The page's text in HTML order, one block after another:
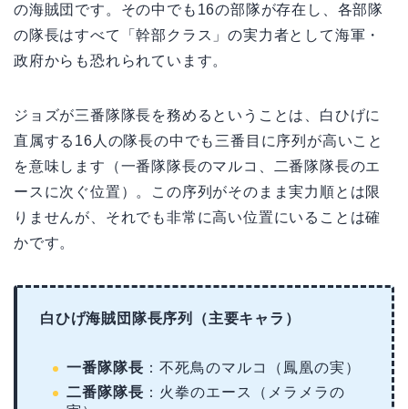
の海賊団です。その中でも16の部隊が存在し、各部隊
の隊長はすべて「幹部クラス」の実力者として海軍・
政府からも恐れられています。
ジョズが三番隊隊長を務めるということは、白ひげに
直属する16人の隊長の中でも三番目に序列が高いこと
を意味します（一番隊隊長のマルコ、二番隊隊長のエ
ースに次ぐ位置）。この序列がそのまま実力順とは限
りませんが、それでも非常に高い位置にいることは確
かです。
白ひげ海賊団隊長序列（主要キャラ）
一番隊隊長 ：不死鳥のマルコ（鳳凰の実）
二番隊隊長 ：火拳のエース（メラメラの